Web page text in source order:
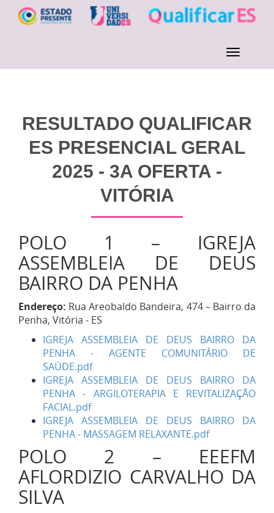
RESULTADO QUALIFICAR
ES PRESENCIAL GERAL
2025 - 3A OFERTA -
VITÓRIA
POLO 1 – IGREJA
ASSEMBLEIA DE DEUS
BAIRRO DA PENHA
Endereço: Rua Areobaldo Bandeira, 474 – Bairro da
Penha, Vitória - ES
IGREJA ASSEMBLEIA DE DEUS BAIRRO DA
PENHA - AGENTE COMUNITÁRIO DE
SAÚDE.pdf
IGREJA ASSEMBLEIA DE DEUS BAIRRO DA
PENHA - ARGILOTERAPIA E REVITALIZAÇÃO
FACIAL.pdf
IGREJA ASSEMBLEIA DE DEUS BAIRRO DA
PENHA - MASSAGEM RELAXANTE.pdf
POLO 2 – EEEFM
AFLORDIZIO CARVALHO DA
SILVA